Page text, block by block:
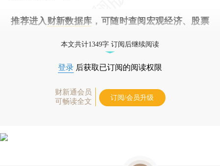
推荐进入 财新数据库 ，可随时查阅宏观经济、股票
本文共计1349字 订阅后继续阅读
登录 后获取已订阅的阅读权限
财新通会员
可畅读全文
订阅/会员升级